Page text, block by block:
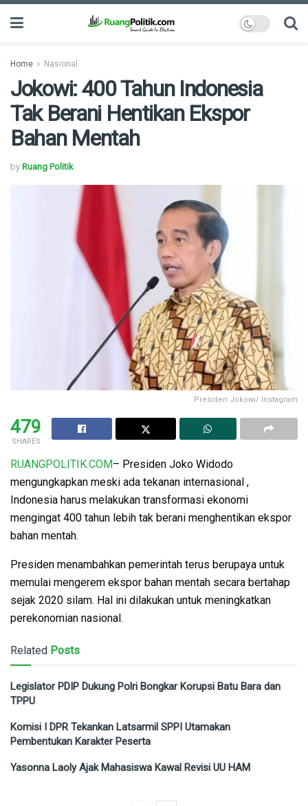
Home Nasional
Jokowi: 400 Tahun Indonesia
Tak Berani Hentikan Ekspor
Bahan Mentah
by Ruang Politik
Presiden Jokowi/ Instagram
479
SHARES
RUANGPOLITIK.COM– Presiden Joko Widodo
mengungkapkan meski ada tekanan internasional ,
Indonesia harus melakukan transformasi ekonomi
mengingat 400 tahun lebih tak berani menghentikan ekspor
bahan mentah.
Presiden menambahkan pemerintah terus berupaya untuk
memulai mengerem ekspor bahan mentah secara bertahap
sejak 2020 silam. Hal ini dilakukan untuk meningkatkan
perekonomian nasional.
Related Posts
Legislator PDIP Dukung Polri Bongkar Korupsi Batu Bara dan
TPPU
Komisi I DPR Tekankan Latsarmil SPPI Utamakan
Pembentukan Karakter Peserta
Yasonna Laoly Ajak Mahasiswa Kawal Revisi UU HAM